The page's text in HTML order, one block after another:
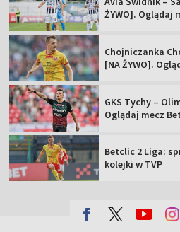
ŻYWO]. Oglądaj
Chojniczanka
[NA ŻYWO].
GKS Tychy –
Oglądaj mecz
Betclic 2 Liga:
kolejki w TVP